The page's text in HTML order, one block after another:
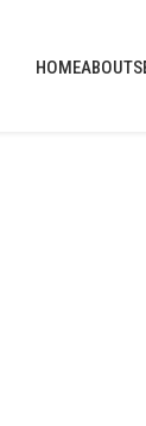
HOMEABOUT